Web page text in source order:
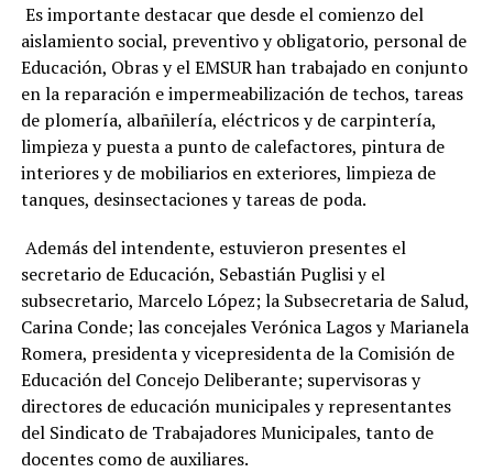
Es importante destacar que desde el comienzo del
aislamiento social, preventivo y obligatorio, personal de
Educación, Obras y el EMSUR han trabajado en conjunto
en la reparación e impermeabilización de techos, tareas
de plomería, albañilería, eléctricos y de carpintería,
limpieza y puesta a punto de calefactores, pintura de
interiores y de mobiliarios en exteriores, limpieza de
tanques, desinsectaciones y tareas de poda.
Además del intendente, estuvieron presentes el
secretario de Educación, Sebastián Puglisi y el
subsecretario, Marcelo López; la Subsecretaria de Salud,
Carina Conde; las concejales Verónica Lagos y Marianela
Romera, presidenta y vicepresidenta de la Comisión de
Educación del Concejo Deliberante; supervisoras y
directores de educación municipales y representantes
del Sindicato de Trabajadores Municipales, tanto de
docentes como de auxiliares.